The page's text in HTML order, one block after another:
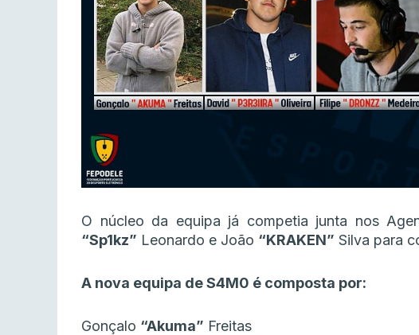
O núcleo da equipa já competia junta nos
“Sp1kz” Leonardo e João “KRAKEN” Silva para
A nova equipa de S4M0 é composta por:
Gonçalo “Akuma” Freitas